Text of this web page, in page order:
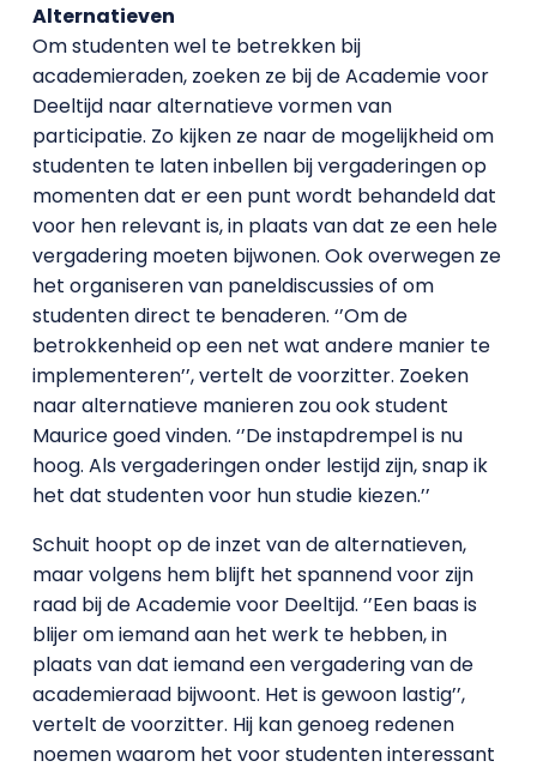
Alternatieven
Om studenten wel te betrekken bij
academieraden, zoeken ze bij de Academie voor
Deeltijd naar alternatieve vormen van
participatie. Zo kijken ze naar de mogelijkheid om
studenten te laten inbellen bij vergaderingen op
momenten dat er een punt wordt behandeld dat
voor hen relevant is, in plaats van dat ze een hele
vergadering moeten bijwonen. Ook overwegen ze
het organiseren van paneldiscussies of om
studenten direct te benaderen. ‘’Om de
betrokkenheid op een net wat andere manier te
implementeren’’, vertelt de voorzitter. Zoeken
naar alternatieve manieren zou ook student
Maurice goed vinden. ‘’De instapdrempel is nu
hoog. Als vergaderingen onder lestijd zijn, snap ik
het dat studenten voor hun studie kiezen.’’
Schuit hoopt op de inzet van de alternatieven,
maar volgens hem blijft het spannend voor zijn
raad bij de Academie voor Deeltijd. ‘’Een baas is
blijer om iemand aan het werk te hebben, in
plaats van dat iemand een vergadering van de
academieraad bijwoont. Het is gewoon lastig’’,
vertelt de voorzitter. Hij kan genoeg redenen
noemen waarom het voor studenten interessant